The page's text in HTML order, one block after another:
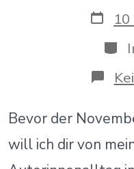
Beitrags
Datum
des
Bevor der
will ich dir von